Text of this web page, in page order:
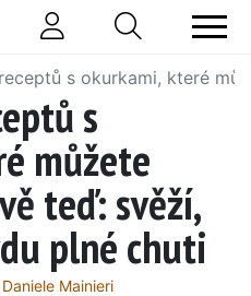
s okurkami, které
s
můžete
teď: svěží,
plné chuti
Daniele Mainieri